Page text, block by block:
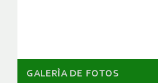
GALERÌA DE FOTOS